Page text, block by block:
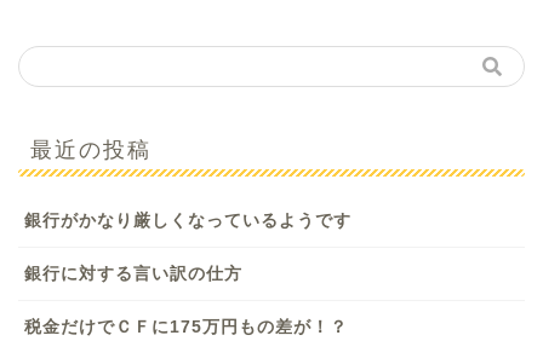
最近の投稿
銀行がかなり厳しくなっているようです
銀行に対する言い訳の仕方
税金だけでＣＦに175万円もの差が！？